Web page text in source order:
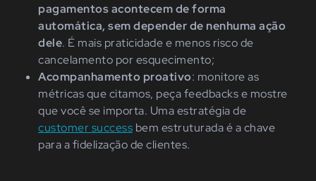
pagamentos acontecem de forma
automática, sem depender de nenhuma ação
dele. É mais praticidade e menos risco de
cancelamento por esquecimento;
Acompanhamento proativo: monitore as
métricas que citamos, peça feedbacks e mostre
que você se importa. Uma estratégia de
customer success bem estruturada é a chave
para a fidelização de clientes.